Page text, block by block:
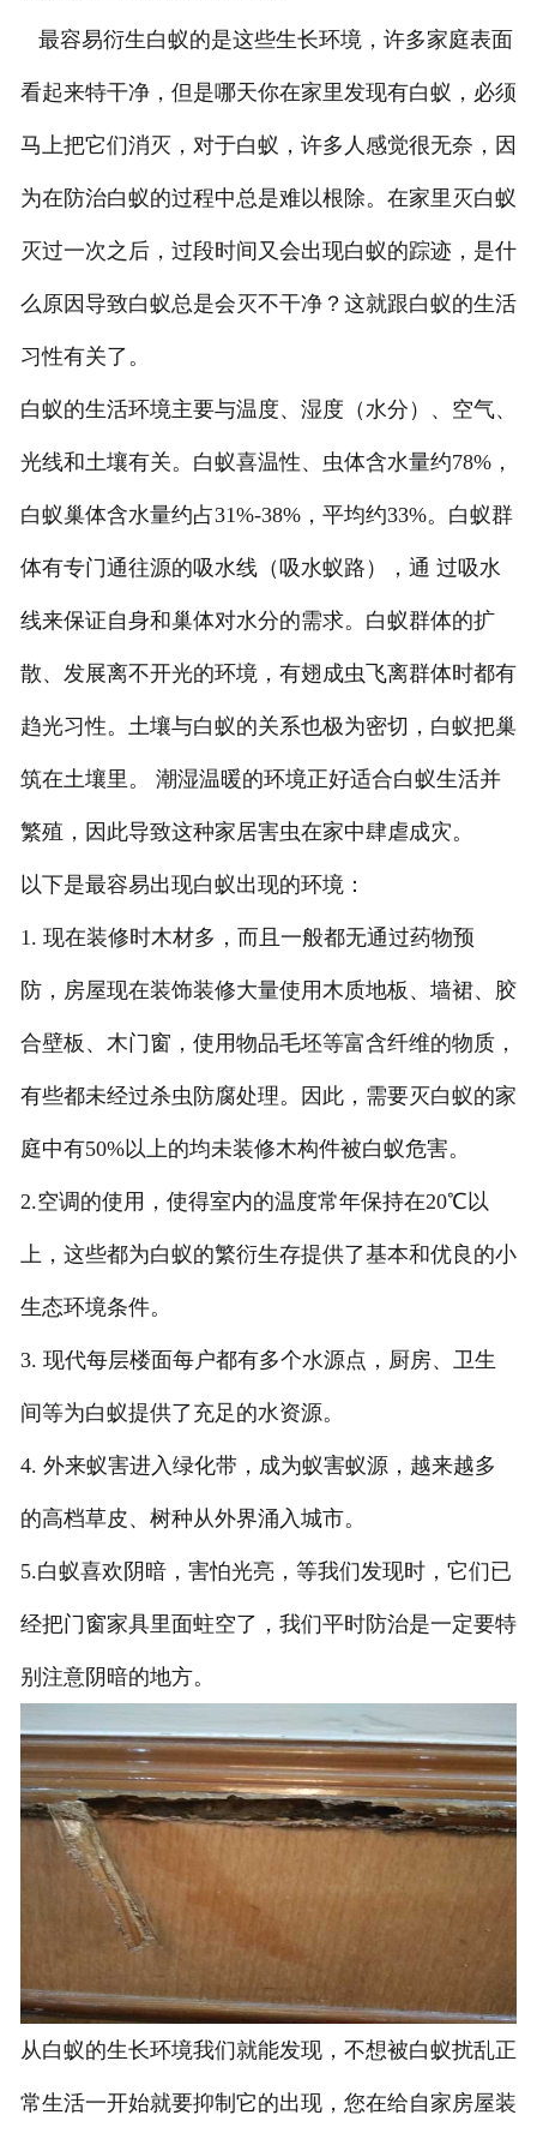
最容易衍生白蚁的是这些生长环境，许多家庭表面
看起来特干净，但是哪天你在家里发现有白蚁，必须
马上把它们消灭，对于白蚁，许多人感觉很无奈，因
为在防治白蚁的过程中总是难以根除。在家里灭白蚁
灭过一次之后，过段时间又会出现白蚁的踪迹，是什
么原因导致白蚁总是会灭不干净？这就跟白蚁的生活
习性有关了。
白蚁的生活环境主要与温度、湿度（水分）、空气、
光线和土壤有关。白蚁喜温性、虫体含水量约78%，
白蚁巢体含水量约占31%-38%，平均约33%。白蚁群
体有专门通往源的吸水线（吸水蚁路），通 过吸水
线来保证自身和巢体对水分的需求。白蚁群体的扩
散、发展离不开光的环境，有翅成虫飞离群体时都有
趋光习性。土壤与白蚁的关系也极为密切，白蚁把巢
筑在土壤里。 潮湿温暖的环境正好适合白蚁生活并
繁殖，因此导致这种家居害虫在家中肆虐成灾。
以下是最容易出现白蚁出现的环境：
1. 现在装修时木材多，而且一般都无通过药物预
防，房屋现在装饰装修大量使用木质地板、墙裙、胶
合壁板、木门窗，使用物品毛坯等富含纤维的物质，
有些都未经过杀虫防腐处理。因此，需要灭白蚁的家
庭中有50%以上的均未装修木构件被白蚁危害。
2.空调的使用，使得室内的温度常年保持在20℃以
上，这些都为白蚁的繁衍生存提供了基本和优良的小
生态环境条件。
3. 现代每层楼面每户都有多个水源点，厨房、卫生
间等为白蚁提供了充足的水资源。
4. 外来蚁害进入绿化带，成为蚁害蚁源，越来越多
的高档草皮、树种从外界涌入城市。
5.白蚁喜欢阴暗，害怕光亮，等我们发现时，它们已
经把门窗家具里面蛀空了，我们平时防治是一定要特
别注意阴暗的地方。
从白蚁的生长环境我们就能发现，不想被白蚁扰乱正
常生活一开始就要抑制它的出现，您在给自家房屋装